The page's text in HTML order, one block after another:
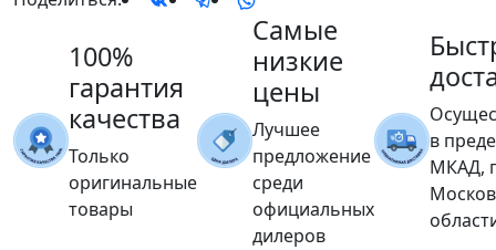
100%
гарантия
качества
Только
оригинальные
товары
Самые
низкие
цены
Лучшее
предложение
среди
официальных
дилеров
в
МКАД,